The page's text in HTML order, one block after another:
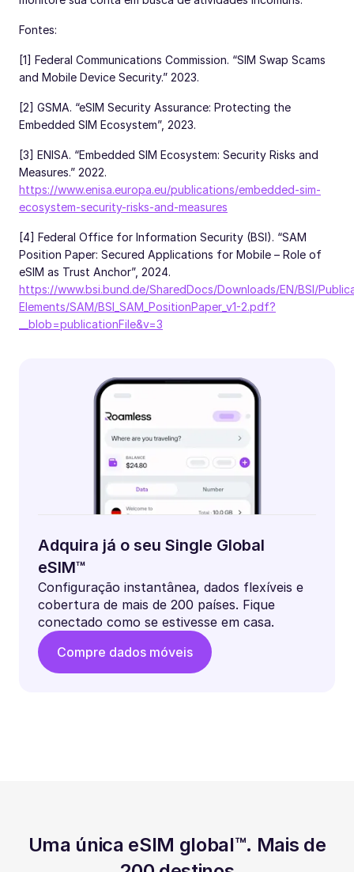
Fontes:
[1] Federal Communications Commission. “SIM Swap Scams
and Mobile Device Security.” 2023.
[2] GSMA. “eSIM Security Assurance: Protecting the
Embedded SIM Ecosystem”, 2023.
[3] ENISA. “Embedded SIM Ecosystem: Security Risks and
Measures.” 2022.
https://www.enisa.europa.eu/publications/embedded-sim-
ecosystem-security-risks-and-measures
[4] Federal Office for Information Security (BSI). “SAM
Position Paper: Secured Applications for Mobile – Role of
eSIM as Trust Anchor”, 2024.
https://www.bsi.bund.de/SharedDocs/Downloads/EN/BSI/
Elements/SAM/BSI_SAM_PositionPaper_v1-2.pdf?
__blob=publicationFile&v=3
Adquira já o seu Single Global
eSIM™
Configuração instantânea, dados flexíveis e
cobertura de mais de 200 países. Fique
conectado como se estivesse em casa.
Compre dados móveis
Uma única eSIM global™. Mais de